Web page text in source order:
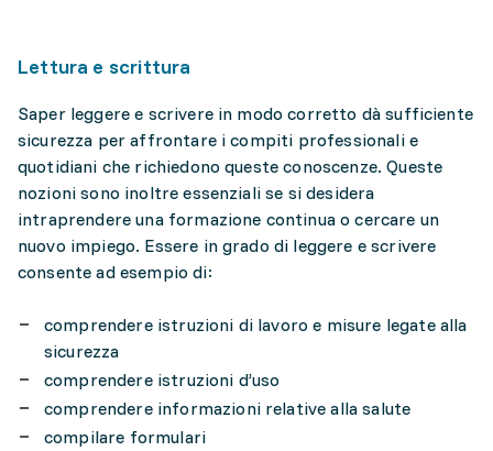
Lettura e scrittura
Saper leggere e scrivere in modo corretto dà sufficiente
sicurezza per affrontare i compiti professionali e
quotidiani che richiedono queste conoscenze. Queste
nozioni sono inoltre essenziali se si desidera
intraprendere una formazione continua o cercare un
nuovo impiego. Essere in grado di leggere e scrivere
consente ad esempio di:
comprendere istruzioni di lavoro e misure legate alla
sicurezza
comprendere istruzioni d’uso
comprendere informazioni relative alla salute
compilare formulari